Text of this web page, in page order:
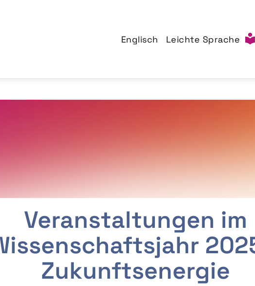
Englisch Leichte Sprache
Veranstaltungen im
Zukunftsenergie